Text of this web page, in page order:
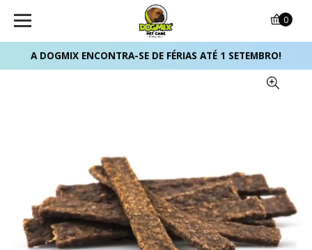
A DOGMIX ENCONTRA-SE DE FÉRIAS ATÉ 1 SETEMBRO!
0